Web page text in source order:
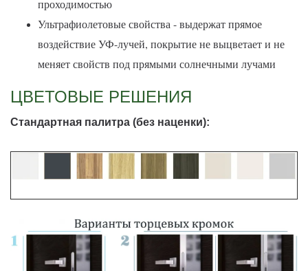
проходимостью
Ультрафиолетовые свойства - выдержат прямое
воздействие УФ-лучей, покрытие не выцветает и не
меняет свойств под прямыми солнечными лучами
ЦВЕТОВЫЕ РЕШЕНИЯ
Стандартная палитра (без наценки):